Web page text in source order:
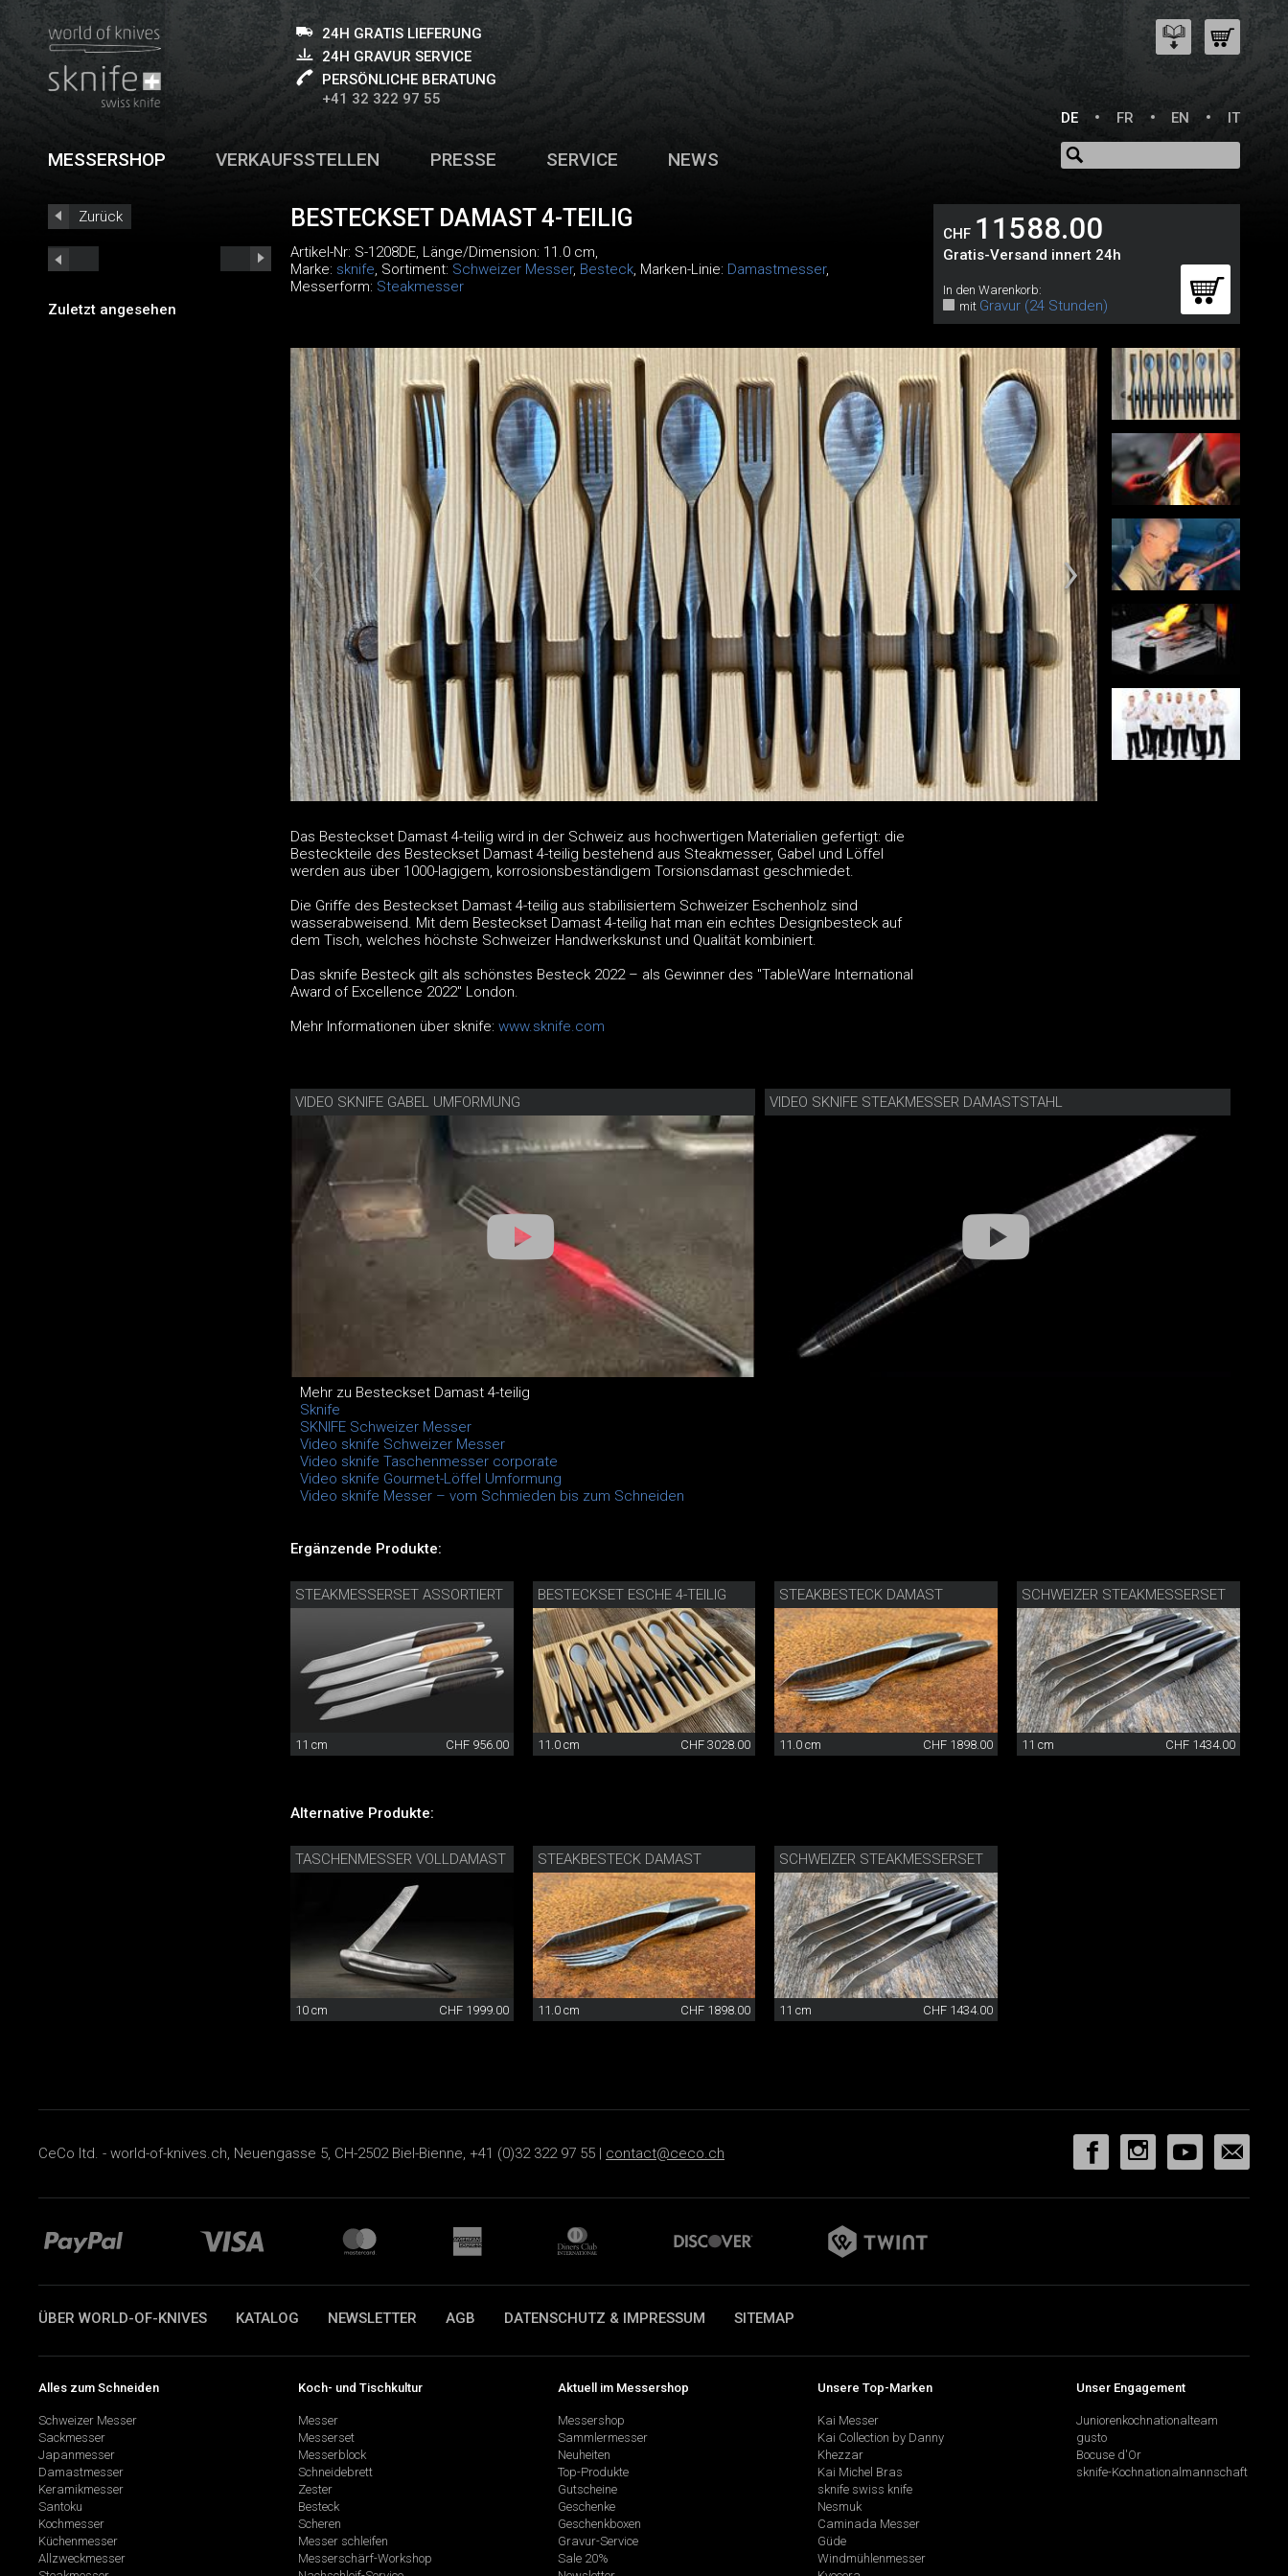
24H GRATIS LIEFERUNG
24H GRAVUR SERVICE
PERSÖNLICHE BERATUNG
+41 32 322 97 55
DE
FR EN IT
MESSERSHOP VERKAUFSSTELLEN PRESSE SERVICE NEWS
Zurück
Zuletzt angesehen
BESTECKSET DAMAST 4-TEILIG
Artikel-Nr: S-1208DE, Länge/Dimension: 11.0 cm,
Marke: sknife, Sortiment: Schweizer Messer, Besteck, Marken-Linie: Damastmesser,
Messerform: Steakmesser
CHF 11588.00
Gratis-Versand innert 24h
In den Warenkorb:
mit Gravur (24 Stunden)
Das Besteckset Damast 4-teilig wird in der Schweiz aus hochwertigen Materialien gefertigt: die
Besteckteile des Besteckset Damast 4-teilig bestehend aus Steakmesser, Gabel und Löffel
werden aus über 1000-lagigem, korrosionsbeständigem Torsionsdamast geschmiedet.
Die Griffe des Besteckset Damast 4-teilig aus stabilisiertem Schweizer Eschenholz sind
wasserabweisend. Mit dem Besteckset Damast 4-teilig hat man ein echtes Designbesteck auf
dem Tisch, welches höchste Schweizer Handwerkskunst und Qualität kombiniert.
Das sknife Besteck gilt als schönstes Besteck 2022 – als Gewinner des "TableWare International
Award of Excellence 2022" London.
Mehr Informationen über sknife: www.sknife.com
VIDEO SKNIFE GABEL UMFORMUNG VIDEO SKNIFE STEAKMESSER DAMASTSTAHL
Mehr zu Besteckset Damast 4-teilig
Sknife
SKNIFE Schweizer Messer
Video sknife Schweizer Messer
Video sknife Taschenmesser corporate
Video sknife Gourmet-Löffel Umformung
Video sknife Messer – vom Schmieden bis zum Schneiden
Ergänzende Produkte:
STEAKMESSERSET ASSORTIERT
11 cm CHF 956.00
BESTECKSET ESCHE 4-TEILIG
11.0 cm CHF 3028.00
STEAKBESTECK DAMAST
11.0 cm CHF 1898.00
SCHWEIZER STEAKMESSERSET
11 cm CHF 1434.00
Alternative Produkte:
TASCHENMESSER VOLLDAMAST
10 cm CHF 1999.00
STEAKBESTECK DAMAST
11.0 cm CHF 1898.00
SCHWEIZER STEAKMESSERSET
11 cm CHF 1434.00
CeCo ltd. - world-of-knives.ch, Neuengasse 5, CH-2502 Biel-Bienne, +41 (0)32 322 97 55 | contact@ceco.ch
ÜBER WORLD-OF-KNIVES KATALOG NEWSLETTER AGB DATENSCHUTZ & IMPRESSUM SITEMAP
Alles zum Schneiden
Schweizer Messer
Sackmesser
Japanmesser
Damastmesser
Keramikmesser
Santoku
Kochmesser
Küchenmesser
Allzweckmesser
Koch- und Tischkultur
Messer
Messerset
Messerblock
Schneidebrett
Zester
Besteck
Scheren
Messer schleifen
Messerschärf-Workshop
Aktuell im Messershop
Messershop
Sammlermesser
Neuheiten
Top-Produkte
Gutscheine
Geschenke
Geschenkboxen
Gravur-Service
Sale 20%
Unsere Top-Marken
Kai Messer
Kai Collection by Danny
Khezzar
Kai Michel Bras
sknife swiss knife
Nesmuk
Caminada Messer
Güde
Windmühlenmesser
Unser Engagement
Juniorenkochnationalteam
gusto
Bocuse d'Or
sknife-Kochnationalmannschaft